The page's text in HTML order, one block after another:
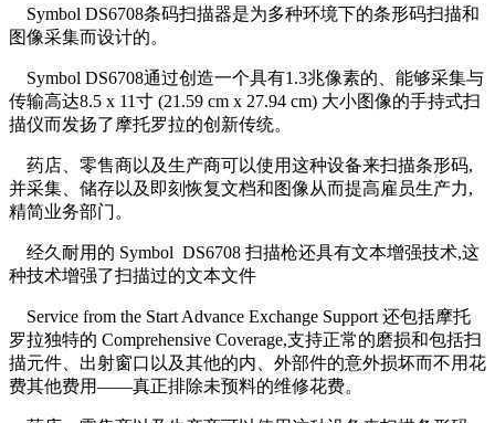
Symbol DS6708条码扫描器是为多种环境下的条形码扫描和
图像采集而设计的。
Symbol DS6708通过创造一个具有1.3兆像素的、能够采集与
传输高达8.5 x 11寸 (21.59 cm x 27.94 cm) 大小图像的手持式扫
描仪而发扬了摩托罗拉的创新传统。
药店、零售商以及生产商可以使用这种设备来扫描条形码,
并采集、储存以及即刻恢复文档和图像从而提高雇员生产力,
精简业务部门。
经久耐用的 Symbol DS6708 扫描枪还具有文本增强技术,这
种技术增强了扫描过的文本文件
Service from the Start Advance Exchange Support 还包括摩托
罗拉独特的 Comprehensive Coverage,支持正常的磨损和包括扫
描元件、出射窗口以及其他的内、外部件的意外损坏而不用花
费其他费用——真正排除未预料的维修花费。